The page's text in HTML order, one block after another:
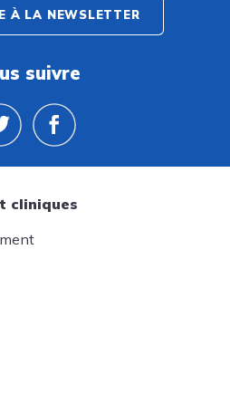
À LA NEWSLETTER
suivre
cliniques